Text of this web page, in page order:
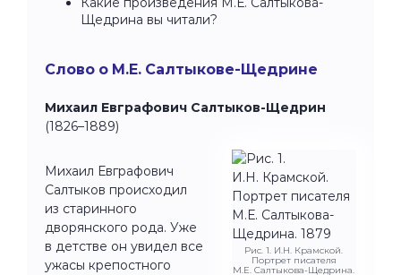
Щедрина вы читали?
Слово о М.Е. Салтыкове-Щедрине
Михаил Евграфович Салтыков-Щедрин
(1826–1889)
Рис. 1. И.Н. Крамской.
Портрет писателя
М.Е. Салтыкова-Щедрина.
Михаил Евграфович
Салтыков происходил
из старинного
дворянского рода. Уже
в детстве он увидел все
ужасы крепостного